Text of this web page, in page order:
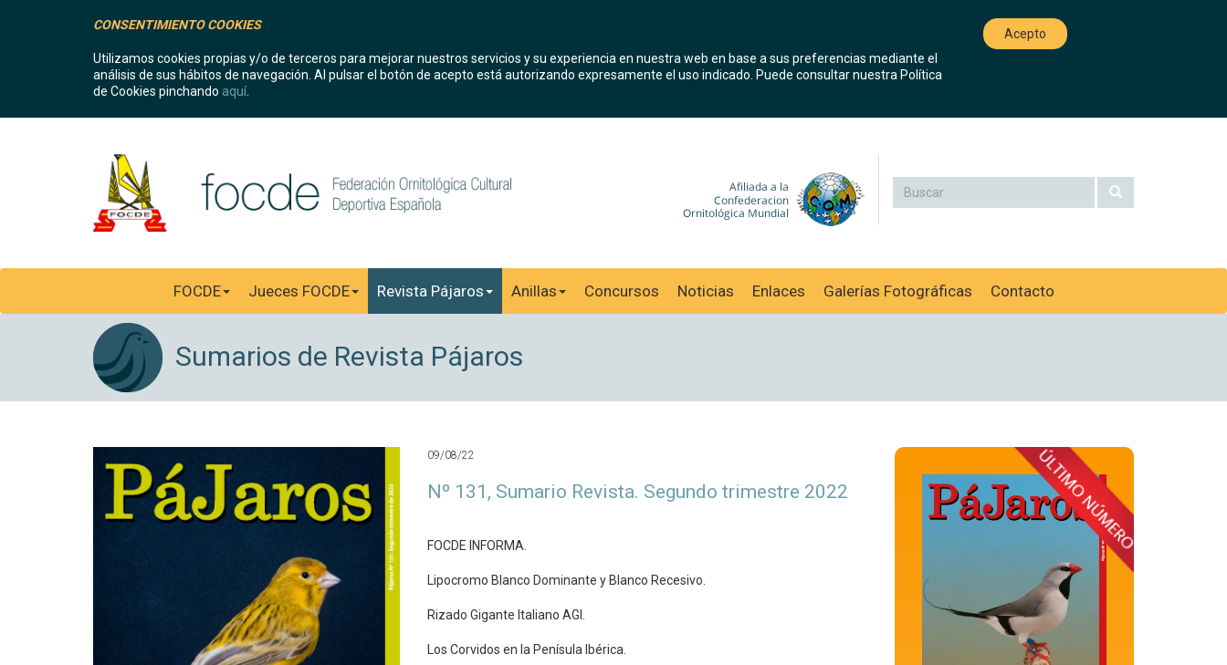
FOCDE Jueces FOCDE Revista Pájaros Anillas Concursos Noticias Enlaces Galerías Fotográficas Contacto
Sumarios de Revista Pájaros
09/08/22
Nº 131, Sumario Revista. Segundo trimestre 2022
FOCDE INFORMA.
Lipocromo Blanco Dominante y Blanco Recesivo.
Rizado Gigante Italiano AGI.
Los Corvidos en la Penísula Ibérica.
CONSENTIMIENTO COOKIES
Utilizamos cookies propias y/o de terceros para mejorar nuestros servicios y su experiencia en nuestra web en base a sus preferencias mediante el
análisis de sus hábitos de navegación. Al pulsar el botón de acepto está autorizando expresamente el uso indicado. Puede consultar nuestra Política
de Cookies pinchando aquí
Acepto